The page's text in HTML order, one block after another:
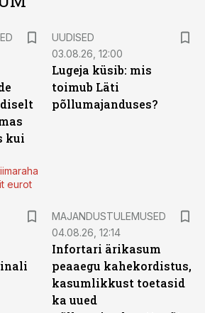
kui
eurot
UUDISED
03.08.26, 12:00
Lugeja küsib: mis
toimub Läti
põllumajanduses?
MAJANDUSTULEMUSED
04.08.26, 12:14
Infortari ärikasum
peaaegu kahekordistus,
kasumlikkust toetasid
ka uued